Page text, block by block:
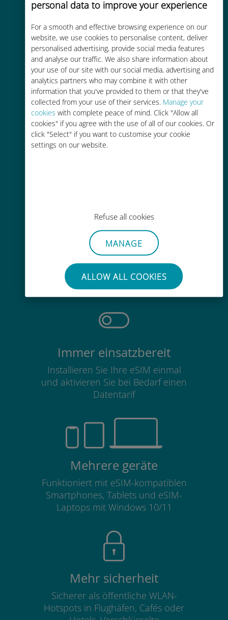
personal data to improve your experience
For a smooth and effective browsing experience on our
website, we use cookies to personalise content, deliver
personalised advertising, provide social media features
and analyse our traffic. We also share information about
your use of our site with our social media, advertising and
analytics partners who may combine it with other
information that you've provided to them or that they've
collected from your use of their services. Manage your
cookies with complete peace of mind. Click "Allow all
cookies" if you agree with the use of all of our cookies. Or
click "Select" if you want to customise your cookie
settings on our website.
Refuse all cookies
MANAGE
ALLOW ALL COOKIES
Kostengünstig
Bis zu 90 % günstiger als Roaming-
Gebühren bei Ihrem bisherigen
Anbieter
Einfaches Aufladen
Mühelos
Sie müssen Ihre bestehende SIM-
Karte nicht entfernen
Immer einsatzbereit
Installieren Sie Ihre eSIM einmal
und aktivieren Sie bei Bedarf einen
Datentarif
Mehrere geräte
Funktioniert mit eSIM-kompatiblen
Smartphones, Tablets und eSIM-
Laptops mit Windows 10/11
Mehr sicherheit
Sicherer als öffentliche WLAN-
Hotspots in Flughäfen, Cafés oder